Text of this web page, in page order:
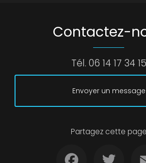
Contactez-
Tél. 06 14 17 34 15
Envoyer un message
Partagez cette page